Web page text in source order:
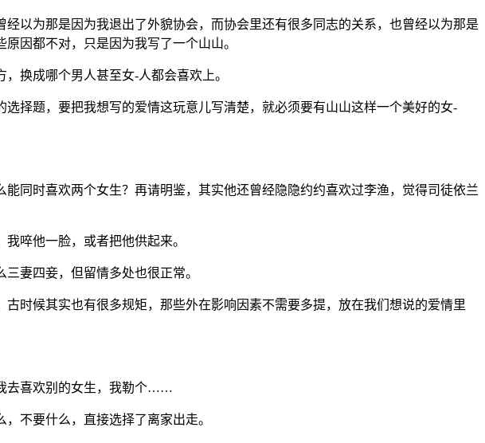
以为那是因为我退出了外貌协会，而协会里还有很多同志的关系，也曾经以为那是
因都不对，只是因为我写了一个山山。
换成哪个男人甚至女-人都会喜欢上。
择题，要把我想写的爱情这玩意儿写清楚，就必须要有山山这样一个美好的女-
同时喜欢两个女生？再请明鉴，其实他还曾经隐隐约约喜欢过李渔，觉得司徒依兰
啐他一脸，或者把他供起来。
妻四妾，但留情多处也很正常。
时候其实也有很多规矩，那些外在影响因素不需要多提，放在我们想说的爱情里
去喜欢别的女生，我勒个……
不要什么，直接选择了离家出走。